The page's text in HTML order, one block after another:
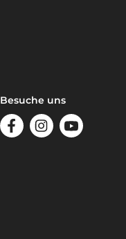
Besuche uns